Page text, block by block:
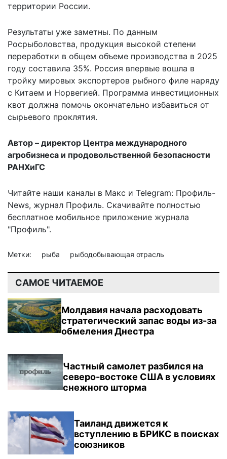
территории России.
Результаты уже заметны. По данным
Росрыболовства, продукция высокой степени
переработки в общем объеме производства в 2025
году составила 35%. Россия впервые вошла в
тройку мировых экспортеров рыбного филе наряду
с Китаем и Норвегией. Программа инвестиционных
квот должна помочь окончательно избавиться от
сырьевого проклятия.
Автор – директор Центра международного
агробизнеса и продовольственной безопасности
РАНХиГС
Читайте наши каналы в Макс и Telegram: Профиль-
News, журнал Профиль. Скачивайте полностью
бесплатное мобильное приложение журнала
"Профиль".
Метки: рыба рыбодобывающая отрасль
САМОЕ ЧИТАЕМОЕ
Молдавия начала расходовать
стратегический запас воды из-за
обмеления Днестра
Частный самолет разбился на
северо-востоке США в условиях
снежного шторма
Таиланд движется к
вступлению в БРИКС в поисках
союзников